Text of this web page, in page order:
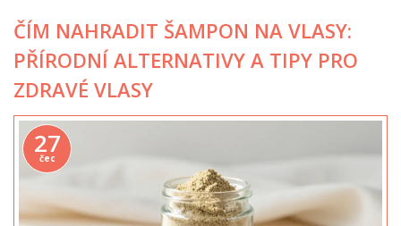
ČÍM NAHRADIT ŠAMPON NA VLASY:
PŘÍRODNÍ ALTERNATIVY A TIPY PRO
ZDRAVÉ VLASY
27
čec